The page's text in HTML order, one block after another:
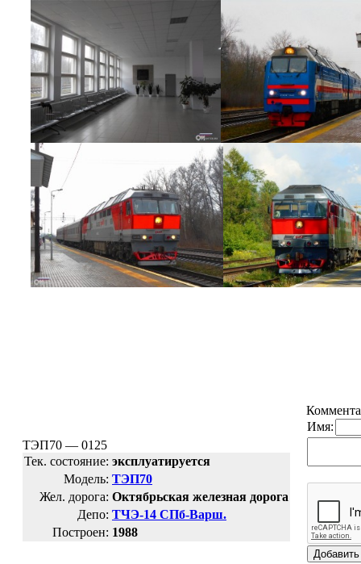
ТЭП70 — 0125
Тек. состояние: эксплуатируется
Модель: ТЭП70
Жел. дорога: Октябрьская железная дорога
Депо: ТЧЭ-14 СПб-Варш.
Построен: 1988
Имя: